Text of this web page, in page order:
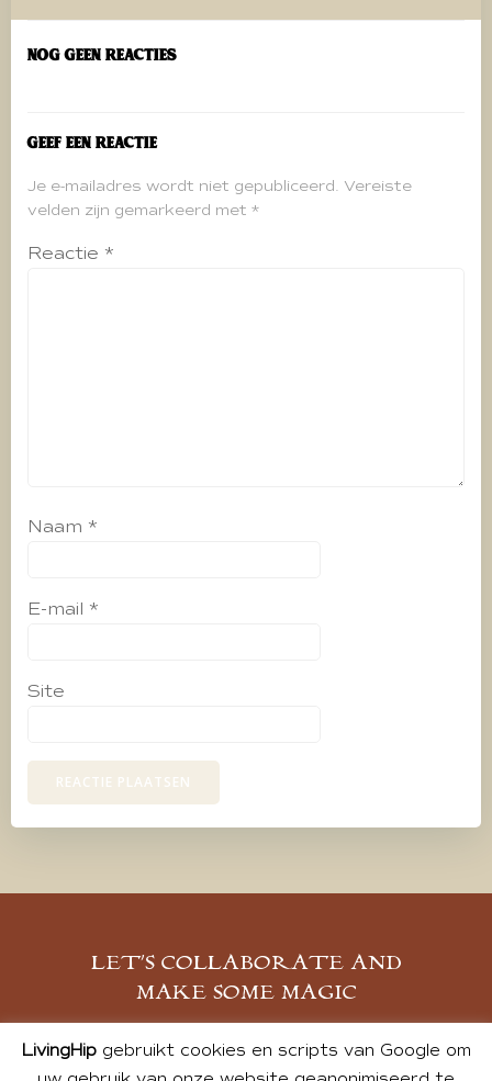
navigatie
Nog geen reacties
Geef een reactie
Je e-mailadres wordt niet gepubliceerd. Vereiste
velden zijn gemarkeerd met *
Reactie *
Naam *
E-mail *
Site
LET’S COLLABORATE AND
MAKE SOME MAGIC
MELD JE AAN
LivingHipgebruikt cookies en scripts van Google om